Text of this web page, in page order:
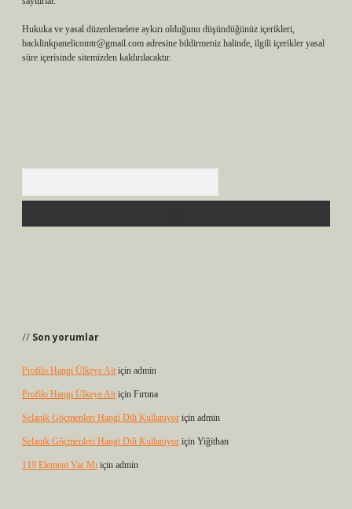
Hukuka ve yasal düzenlemelere aykırı olduğunu düşündüğünüz içerikleri,
backlinkpanelicomtr@gmail.com adresine bildirmeniz halinde, ilgili içerikler yasal
süre içerisinde sitemizden kaldırılacaktır.
Son yorumlar
Profilo Hangi Ülkeye Ait için admin
Profilo Hangi Ülkeye Ait için Fırtına
Selanik Göçmenleri Hangi Dili Kullanıyor için admin
Selanik Göçmenleri Hangi Dili Kullanıyor için Yiğithan
119 Element Var Mı için admin